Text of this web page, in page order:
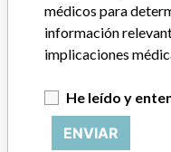
Source
Explore más de 120,000
notificaciones de
conexiones con los
médicos para
información
implicaciones
He leído y
ENVIAR